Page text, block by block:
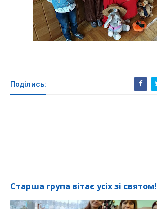
Поділись:
Старша група вітає усіх зі святом!